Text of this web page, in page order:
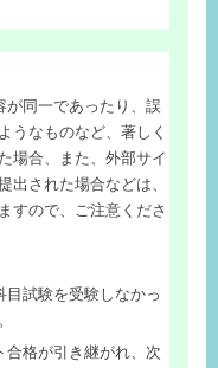
が同一であったり、誤
うなものなど、著しく
場合、また、外部サイ
出された場合などは、
すので、ご注意くださ
目試験を受験しなかっ
合格が引き継がれ、次